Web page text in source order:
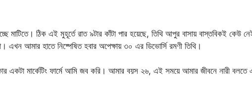
মাটিতে। ঠিক এই মুহূর্তে রাত ৯টার কাঁটা পার হয়েছে, তিথি আপুর বাসায় বাস্তবিকই কেউ
এখন আমার হাতে নিষ্পেষিত হবার অপেক্ষায় ৩০ এর ডিভোর্সি রমণী তিথি।
একটা মার্কেটিং ফার্মে আমি জব করি। আমার বয়স ২৬, এই সময়ে আমার জীবনে নারী বলতে